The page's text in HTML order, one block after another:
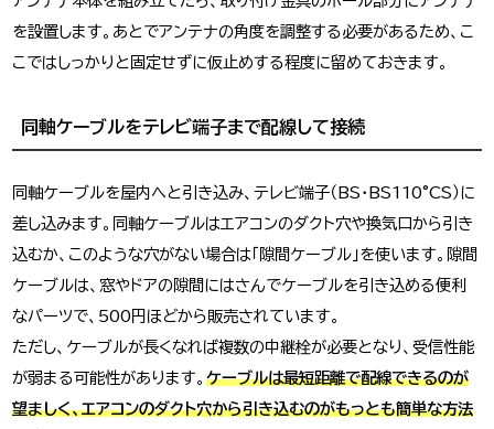
を設置します。あとでアンテナの角度を調整する必要があるため、こ
こではしっかりと固定せずに仮止めする程度に留めておきます。
同軸ケーブルをテレビ端子まで配線して接続
同軸ケーブルを屋内へと引き込み、テレビ端子（BS・BS110°CS）に
差し込みます。同軸ケーブルはエアコンのダクト穴や換気口から引き
込むか、このような穴がない場合は「隙間ケーブル」を使います。隙間
ケーブルは、窓やドアの隙間にはさんでケーブルを引き込める便利
なパーツで、500円ほどから販売されています。
ただし、ケーブルが長くなれば複数の中継栓が必要となり、受信性能
が弱まる可能性があります。ケーブルは最短距離で配線できるのが
望ましく、エアコンのダクト穴から引き込むのがもっとも簡単な方法